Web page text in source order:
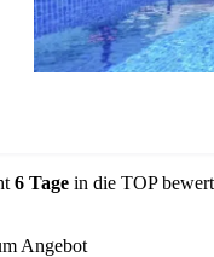
6 Tage in die TOP
Angebot